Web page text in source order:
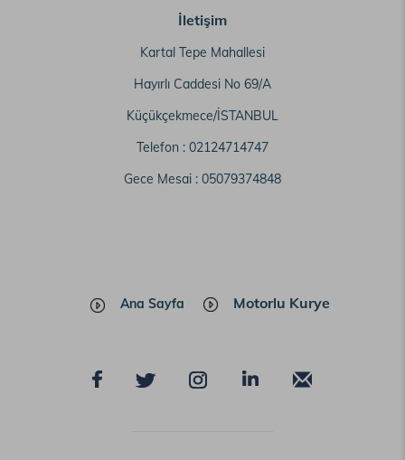
İletişim
Kartal Tepe Mahallesi
Hayırlı Caddesi No 69/A
Küçükçekmece/İSTANBUL
Telefon : 02124714747
Gece Mesai : 05079374848
Ana Sayfa Motorlu Kurye